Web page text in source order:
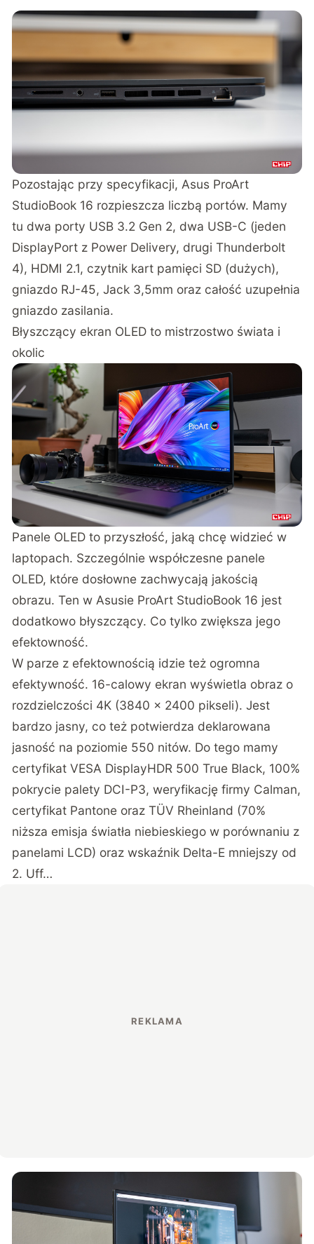
Pozostając przy specyfikacji, Asus ProArt
StudioBook 16 rozpieszcza liczbą portów. Mamy
tu dwa porty USB 3.2 Gen 2, dwa USB-C (jeden
DisplayPort z Power Delivery, drugi Thunderbolt
4), HDMI 2.1, czytnik kart pamięci SD (dużych),
gniazdo RJ-45, Jack 3,5mm oraz całość uzupełnia
gniazdo zasilania.
Błyszczący ekran OLED to mistrzostwo świata i
okolic
Panele OLED to przyszłość, jaką chcę widzieć w
laptopach. Szczególnie współczesne panele
OLED, które dosłowne zachwycają jakością
obrazu. Ten w Asusie ProArt StudioBook 16 jest
dodatkowo błyszczący. Co tylko zwiększa jego
efektowność.
W parze z efektownością idzie też ogromna
efektywność. 16-calowy ekran wyświetla obraz o
rozdzielczości 4K (3840 x 2400 pikseli). Jest
bardzo jasny, co też potwierdza deklarowana
jasność na poziomie 550 nitów. Do tego mamy
certyfikat VESA DisplayHDR 500 True Black, 100%
pokrycie palety DCI-P3, weryfikację firmy Calman,
certyfikat Pantone oraz TÜV Rheinland (70%
niższa emisja światła niebieskiego w porównaniu z
panelami LCD) oraz wskaźnik Delta-E mniejszy od
2. Uff…